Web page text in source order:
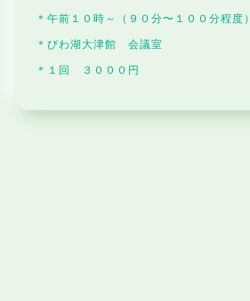
＊午前１０時～（９０分〜１００分程度）
＊びわ湖大津館 会議室
＊１回 ３０００円